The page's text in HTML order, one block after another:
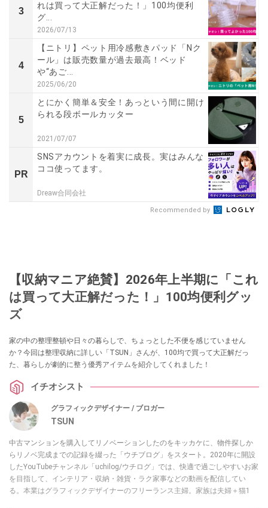
3
れは買って大正解だった！」100均便利
グ...
2026/07/13
4
【ニトリ】ペット用冷感敷きパッド「Nク
ール」は販売数量が過去最高！ベッド
や“あご...
2025/06/20
5
とにかく簡単＆安全！あっという間に開け
られる段ボールカッター
2021/07/07
PR
SNSアカウントを着実に成長。実はみんな
ココ使ってます。
Dreaw合同会社
Recommended by
【収納マニア絶賛】2026年上半期に「これ
は買って大正解だった！」100均便利グッ
ズ
家の中の整理整頓や日々の暮らしで、ちょっとした不便を感じていません
か？今回は整理収納に詳しい「TSUN」さんが、100均で買って大正解だっ
た、暮らしが劇的に整う優秀アイテムを紹介してくれました！
イチオシスト
グラフィックデザイナー / ブロガー
TSUN
中古マンションを購入してリノベーションしたのをキッカケに、物件探しか
らリノベ完成までの記録を綴った「ウチブログ」をスタート。2020年に開設
したYouTubeチャンネル「uchilog/ウチログ」では、快適で過ごしやすいお家
を目指して、インテリア・収納・雑貨・ラク家事などの動画を配信してい
る。本業はグラフィックデザイナーのフリーランス主婦。家族は夫婦＋猫1